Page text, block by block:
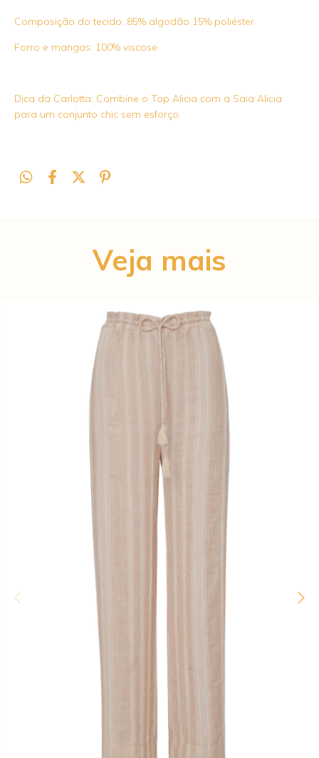
Composição do tecido: 85% algodão 15% poliéster
Forro e mangas: 100% viscose
Dica da Carlotta: Combine o Top Alicia com a Saia Alicia
para um conjunto chic sem esforço.
Veja mais